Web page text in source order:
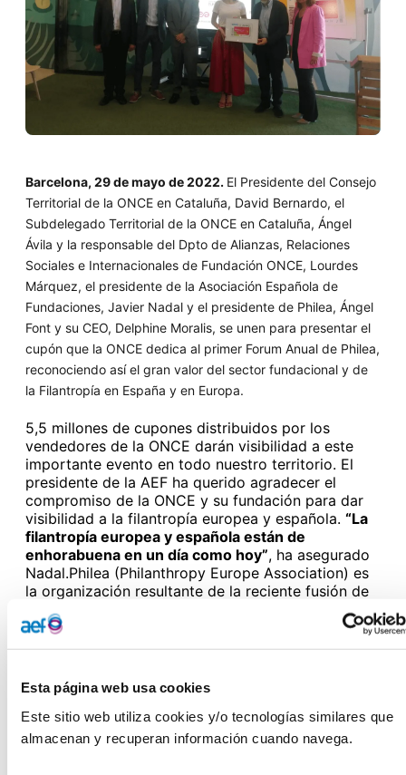
Esta página web usa cookies
Este sitio web utiliza cookies y/o tecnologías similares que
almacenan y recuperan información cuando navega.
Barcelona, 29 de mayo de 2022. El Presidente del Consejo
Territorial de la ONCE en Cataluña, David Bernardo, el
Subdelegado Territorial de la ONCE en Cataluña, Ángel
Ávila y la responsable del Dpto de Alianzas, Relaciones
Sociales e Internacionales de Fundación ONCE, Lourdes
Márquez, el presidente de la Asociación Española de
Fundaciones, Javier Nadal y el presidente de Philea, Ángel
Font y su CEO, Delphine Moralis, se unen para presentar el
cupón que la ONCE dedica al primer Forum Anual de Philea,
reconociendo así el gran valor del sector fundacional y de
la Filantropía en España y en Europa.
5,5 millones de cupones distribuidos por los
vendedores de la ONCE darán visibilidad a este
importante evento en todo nuestro territorio. El
presidente de la AEF ha querido agradecer el
compromiso de la ONCE y su fundación para dar
visibilidad a la filantropía europea y española. “La
filantropía europea y española están de
enhorabuena en un día como hoy”, ha asegurado
Nadal.Philea (Philanthropy Europe Association) es
la organización resultante de la reciente fusión de
las asociaciones European Foundation Centre
(EFC) y Donors and Foundations Networks in
Europe (Dafne), una nueva plataforma europea que
objetivo es trabajar por el bien común en Europa y
en todo el mundo. A partir de mañana, durante el
lunes 30, el martes 31 de mayo y el miércoles 1 de
junio, tendrá lugar en Barcelona esteI Fórum Anual